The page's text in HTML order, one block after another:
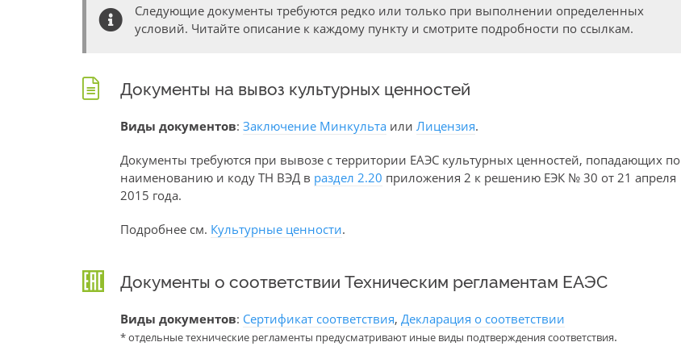
Следующие документы требуются редко или только при выполнении определенных
условий. Читайте описание к каждому пункту и смотрите подробности по ссылкам.
Документы на вывоз культурных ценностей
Виды документов: Заключение Минкульта или Лицензия.
Документы требуются при вывозе с территории ЕАЭС культурных ценностей, попадающих по
наименованию и коду ТН ВЭД в раздел 2.20 приложения 2 к решению ЕЭК № 30 от 21 апреля
2015 года.
Подробнее см. Культурные ценности.
Документы о соответствии Техническим регламентам ЕАЭС
Виды документов: Сертификат соответствия, Декларация о соответствии
* отдельные технические регламенты предусматривают иные виды подтверждения соответствия.